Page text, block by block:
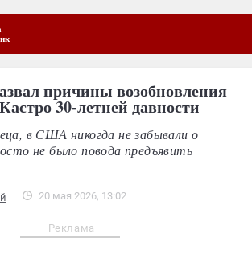
причины возобновления
30-летней давности
в США никогда не забывали о
не было повода предъявить
20 мая 2026, 13:02
Реклама